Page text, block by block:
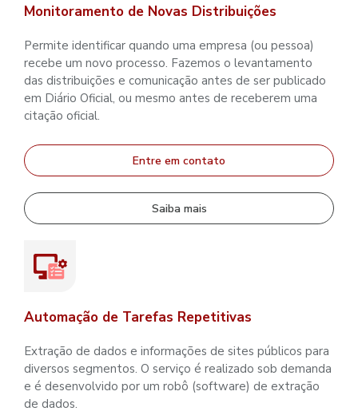
Monitoramento de Novas Distribuições
Permite identificar quando uma empresa (ou pessoa)
recebe um novo processo. Fazemos o levantamento
das distribuições e comunicação antes de ser publicado
em Diário Oficial, ou mesmo antes de receberem uma
citação oficial.
Entre em contato
Saiba mais
Automação de Tarefas Repetitivas
Extração de dados e informações de sites públicos para
diversos segmentos. O serviço é realizado sob demanda
e é desenvolvido por um robô (software) de extração
de dados.